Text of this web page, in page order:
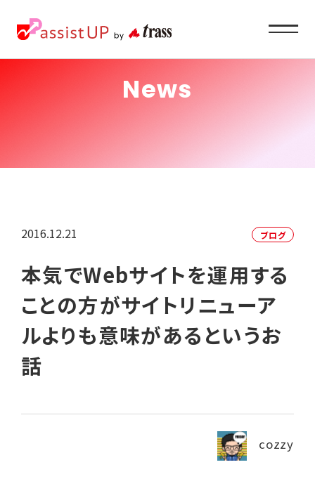
Recruit
求職者の方へ
News
ニュース・ブログ
News
本気でWebサイトを運用する
ことの方がサイトリニューア
ルよりも意味があるというお
話
2016.12.21 ブログ
cozzy